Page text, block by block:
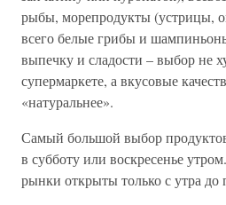
рыбы, морепродукты (устрицы,
всего белые грибы и
выпечку и сладости – выбор не
супермаркете, а вкусовые
«натуральнее».
Самый большой выбор
в субботу или воскресенье
рынки открыты только с утра до